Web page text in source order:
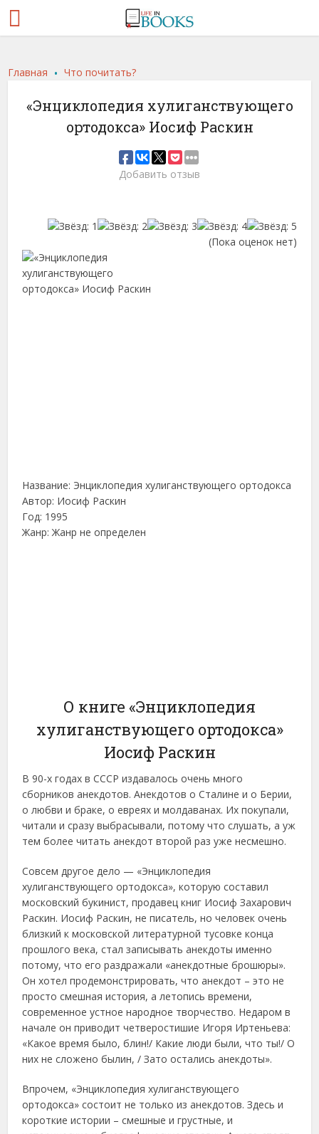
Главная .Что почитать?
«Энциклопедия хулиганствующего
ортодокса» Иосиф Раскин
Добавить отзыв
(Пока оценок нет)
Название: Энциклопедия хулиганствующего ортодокса
Автор: Иосиф Раскин
Год: 1995
Жанр: Жанр не определен
О книге «Энциклопедия
хулиганствующего ортодокса»
Иосиф Раскин
В 90-х годах в СССР издавалось очень много
сборников анекдотов. Анекдотов о Сталине и о Берии,
о любви и браке, о евреях и молдаванах. Их покупали,
читали и сразу выбрасывали, потому что слушать, а уж
тем более читать анекдот второй раз уже несмешно.
Совсем другое дело — «Энциклопедия
хулиганствующего ортодокса», которую составил
московский букинист, продавец книг Иосиф Захарович
Раскин. Иосиф Раскин, не писатель, но человек очень
близкий к московской литературной тусовке конца
прошлого века, стал записывать анекдоты именно
потому, что его раздражали «анекдотные брошюры».
Он хотел продемонстрировать, что анекдот – это не
просто смешная история, а летопись времени,
современное устное народное творчество. Недаром в
начале он приводит четверостишие Игоря Иртеньева:
«Какое время было, блин!/ Какие люди были, что ты!/ О
них не сложено былин, / Зато остались анекдоты».
Впрочем, «Энциклопедия хулиганствующего
ортодокса» состоит не только из анекдотов. Здесь и
короткие истории – смешные и грустные, и